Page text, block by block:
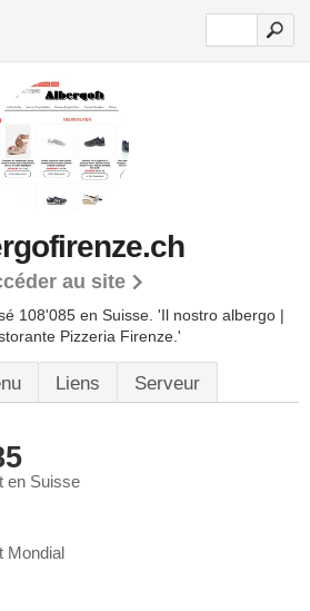
au site
108'085 en Suisse. 'Il nostro albergo |
Pizzeria Firenze.'
Liens Serveur
en Suisse
Mondial